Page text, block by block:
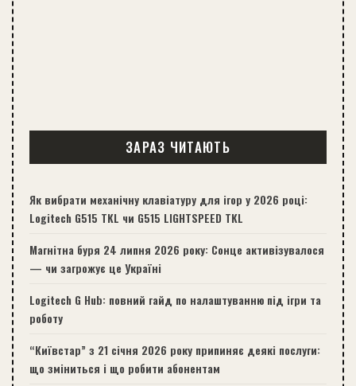
ЗАРАЗ ЧИТАЮТЬ
Як вибрати механічну клавіатуру для ігор у 2026 році:
Logitech G515 TKL чи G515 LIGHTSPEED TKL
Магнітна буря 24 липня 2026 року: Сонце активізувалося
— чи загрожує це Україні
Logitech G Hub: повний гайд по налаштуванню під ігри та
роботу
“Київстар” з 21 січня 2026 року припиняє деякі послуги:
що зміниться і що робити абонентам